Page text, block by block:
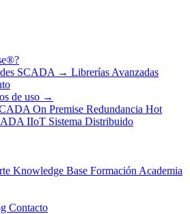
SCADA → Librerías Avanzadas
de uso →
On Premise Redundancia Hot
IIoT Sistema Distribuido
Knowledge Base Formación Academia
Contacto